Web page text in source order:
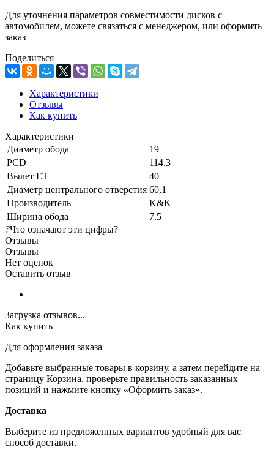
Для уточнения параметров совместимости дисков с
автомобилем, можете связаться с менеджером, или оформить
заказ
Поделиться
Характеристики
Отзывы
Как купить
Характеристики
Диаметр обода
19
PCD
114,3
Вылет ET
40
Диаметр центрального отверстия 60,1
Производитель
K&K
Ширина обода
7.5
?Что означают эти цифры?
Отзывы
Отзывы
Нет оценок
Оставить отзыв
Загрузка отзывов...
Как купить
Для оформления заказа
Добавьте выбранные товары в корзину, а затем перейдите на
страницу Корзина, проверьте правильность заказанных
позиций и нажмите кнопку «Оформить заказ».
Доставка
Выберите из предложенных вариантов удобный для вас
способ доставки.